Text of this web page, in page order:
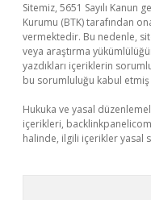
Sitemiz, 5651 Sayılı Kanun
Kurumu (BTK) tarafından
vermektedir. Bu nedenle,
veya araştırma
yazdıkları içeriklerin
bu sorumluluğu kabul etmiş
Hukuka ve yasal
içerikleri,
halinde, ilgili içerikler yasal